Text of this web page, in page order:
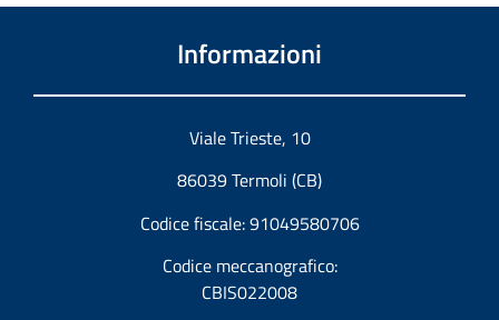
Informazioni
Viale Trieste, 10
86039 Termoli (CB)
Codice fiscale: 91049580706
Codice meccanografico:
CBIS022008